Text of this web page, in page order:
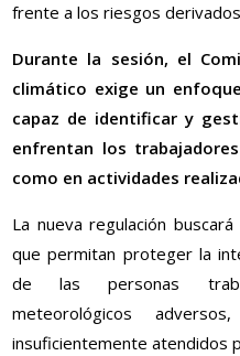
frente a los riesgos
Durante la sesión, el
climático exige un
capaz de identificar y
enfrentan los
como en actividades
La nueva regulación
que permitan proteger la
de las personas
meteorológicos
insuficientemente atendidos